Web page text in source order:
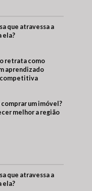
que atravessa a
ela?
retrata como
aprendizado
competitiva
um imóvel?
melhor a região
que atravessa a
ela?